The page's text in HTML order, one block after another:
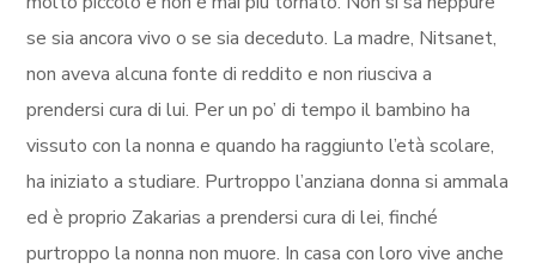
se sia ancora vivo o se sia deceduto. La madre, Nitsanet,
non aveva alcuna fonte di reddito e non riusciva a
prendersi cura di lui. Per un po’ di tempo il bambino ha
vissuto con la nonna e quando ha raggiunto l’età scolare,
ha iniziato a studiare. Purtroppo l’anziana donna si ammala
ed è proprio Zakarias a prendersi cura di lei, finché
purtroppo la nonna non muore. In casa con loro vive anche